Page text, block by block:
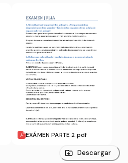
EXÁMEN PARTE 2.pdf
Descargar